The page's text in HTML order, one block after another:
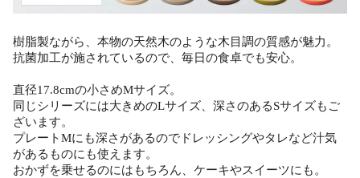
樹脂製ながら、本物の天然木のような木目調の質感が魅力。
抗菌加工が施されているので、毎日の食卓でも安心。
直径17.8cmの小さめMサイズ。
同じシリーズには大きめのLサイズ、深さのあるSサイズもご
ざいます。
プレートMにも深さがあるのでドレッシングやタレなど汁気
があるものにも使えます。
おかずを乗せるのにはもちろん、ケーキやスイーツにも。